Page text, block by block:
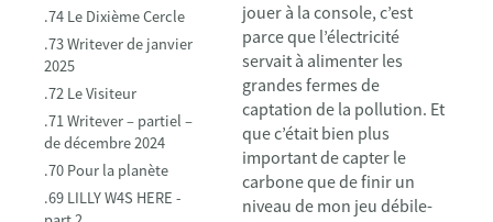
.74 Le Dixième Cercle
.73 Writever de janvier
2025
.72 Le Visiteur
.71 Writever – partiel –
de décembre 2024
.70 Pour la planète
.69 LILLY W4S HERE -
jouer à la console, c’est
parce que l’électricité
servait à alimenter les
grandes fermes de
captation de la pollution. Et
que c’était bien plus
important de capter le
carbone que de finir un
niveau de mon jeu débile-